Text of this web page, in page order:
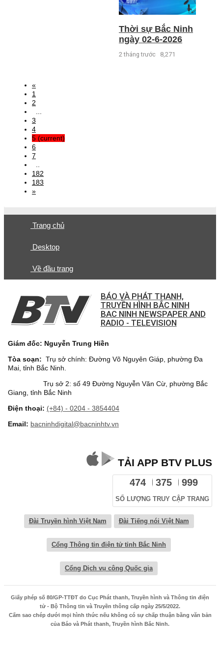
Thời sự Bắc Ninh
ngày 02-6-2026
2 tháng trước 8,271
«
1
2
3
4
5 (current)
6
7
182
183
»
Trang chủ
Desktop
Về đầu trang
BÁO VÀ PHÁT THANH,
TRUYỀN HÌNH BẮC NINH
BAC NINH NEWSPAPER AND
RADIO - TELEVISION
Giám đốc: Nguyễn Trung Hiền
Tòa soạn: Trụ sở chính: Đường Võ Nguyên Giáp, phường Đa
Mai, tỉnh Bắc Ninh.
Trụ sở 2: số 49 Đường Nguyễn Văn Cừ, phường Bắc
Giang, tỉnh Bắc Ninh
Điện thoại: (+84) - 0204 - 3854404
Email: bacninhdigital@bacninhtv.vn
TẢI APP BTV PLUS
474 375 999
SỐ LƯỢNG TRUY CẬP TRANG
Đài Truyền hình Việt Nam Đài Tiếng nói Việt Nam
Cổng Thông tin điện tử tỉnh Bắc Ninh
Cổng Dịch vụ công Quốc gia
Giấy phép số 80/GP-TTĐT do Cục Phát thanh, Truyền hình và Thông tin điện
tử - Bộ Thông tin và Truyền thông cấp ngày 25/5/2022.
Cấm sao chép dưới mọi hình thức nếu không có sự chấp thuận bằng văn bản
của Báo và Phát thanh, Truyền hình Bắc Ninh.